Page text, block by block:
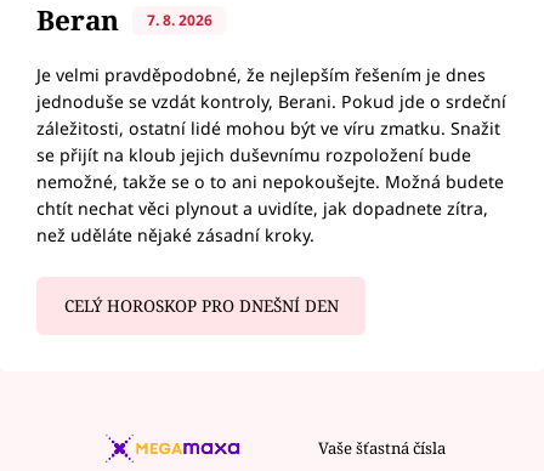
Beran 7. 8. 2026
Je velmi pravděpodobné, že nejlepším řešením je dnes
jednoduše se vzdát kontroly, Berani. Pokud jde o srdeční
záležitosti, ostatní lidé mohou být ve víru zmatku. Snažit
se přijít na kloub jejich duševnímu rozpoložení bude
nemožné, takže se o to ani nepokoušejte. Možná budete
chtít nechat věci plynout a uvidíte, jak dopadnete zítra,
než uděláte nějaké zásadní kroky.
CELÝ HOROSKOP PRO DNEŠNÍ DEN
Vaše šťastná čísla